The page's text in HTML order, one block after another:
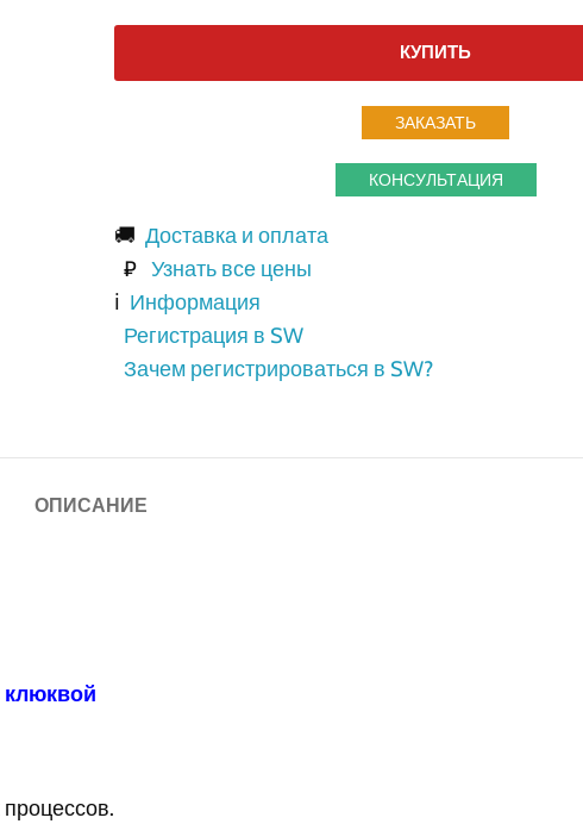
КУПИТЬ
ЗАКАЗАТЬ
КОНСУЛЬТАЦИЯ
🚚 Доставка и оплата
₽ Узнать все цены
ℹ️ Информация
Регистрация в SW
Зачем регистрироваться в SW?
ОПИСАНИЕ